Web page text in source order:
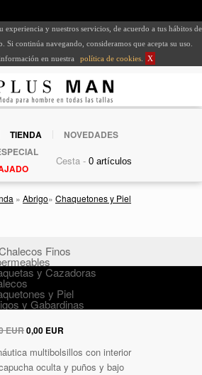
experiencia y nuestros servicios, de acuerdo a tus hábitos de
Si continúa navegando, consideramos que acepta su uso.
en nuestra
política de cookies X
TIENDA
NOVEDADES
Cesta -
» Abrigo» Chaquetones y Piel
Finos
y Cazadoras
y Piel
y Gabardinas
EUR0,00 EUR
multibolsillos con interior
oculta y puños y bajo